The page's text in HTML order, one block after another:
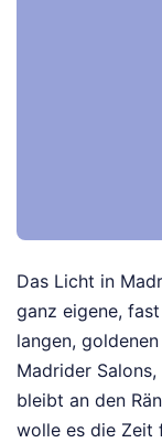
Das Licht in
ganz eigene,
langen,
Madrider
bleibt an den
wolle es die Zeit